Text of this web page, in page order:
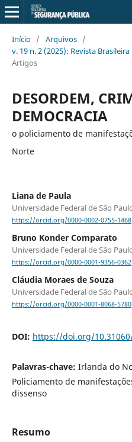
Início / Arquivos /
v. 19 n. 2 (2025): Revista
Artigos
DESORDEM,
DEMOCRACIA
o policiamento de
Norte
Liana de Paula
Universidade Federal de São
https://orcid.org/0000-0002-0755-1468
Bruno Konder Comparato
Universidade Federal de São
https://orcid.org/0000-0001-9356-0362
Cláudia Moraes de Souza
Universidade Federal de São
https://orcid.org/0000-0001-8068-5780
DOI: https://doi.org/
Palavras-chave: Irlanda do
Policiamento de
dissenso
Resumo